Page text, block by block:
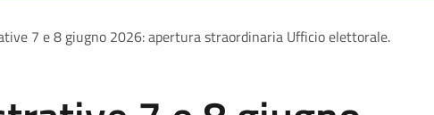
7 e 8 giugno 2026: apertura straordinaria Ufficio elettorale.